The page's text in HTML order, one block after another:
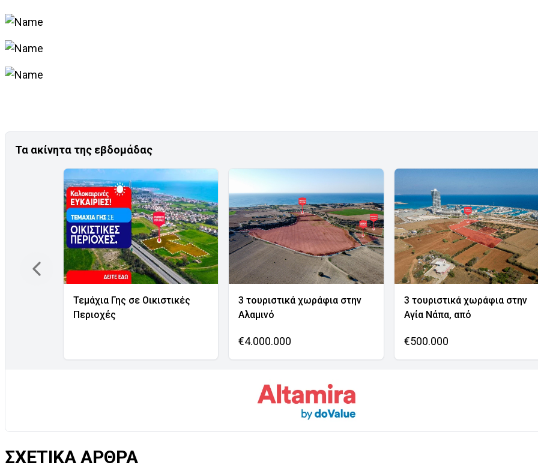
Τα ακίνητα της εβδομάδας
Τεμάχια Γης σε Οικιστικές
Περιοχές
3 τουριστικά χωράφια στην
Αλαμινό
€4.000.000
3 τουριστικά χωράφια στην
Αγία Νάπα, από
€500.000
ΣΧΕΤΙΚΑ ΑΡΘΡΑ